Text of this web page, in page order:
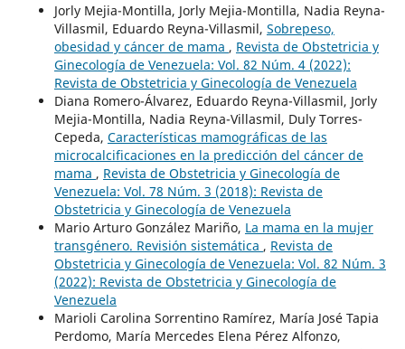
Jorly Mejia-Montilla, Jorly Mejia-Montilla, Nadia Reyna-
Villasmil, Eduardo Reyna-Villasmil, Sobrepeso,
obesidad y cáncer de mama , Revista de Obstetricia y
Ginecología de Venezuela: Vol. 82 Núm. 4 (2022):
Revista de Obstetricia y Ginecología de Venezuela
Diana Romero-Álvarez, Eduardo Reyna-Villasmil, Jorly
Mejia-Montilla, Nadia Reyna-Villasmil, Duly Torres-
Cepeda, Características mamográficas de las
microcalcificaciones en la predicción del cáncer de
mama , Revista de Obstetricia y Ginecología de
Venezuela: Vol. 78 Núm. 3 (2018): Revista de
Obstetricia y Ginecología de Venezuela
Mario Arturo González Mariño, La mama en la mujer
transgénero. Revisión sistemática , Revista de
Obstetricia y Ginecología de Venezuela: Vol. 82 Núm. 3
(2022): Revista de Obstetricia y Ginecología de
Venezuela
Marioli Carolina Sorrentino Ramírez, María José Tapia
Perdomo, María Mercedes Elena Pérez Alfonzo,